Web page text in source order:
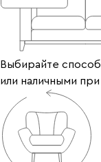
Выбирайте
или наличными